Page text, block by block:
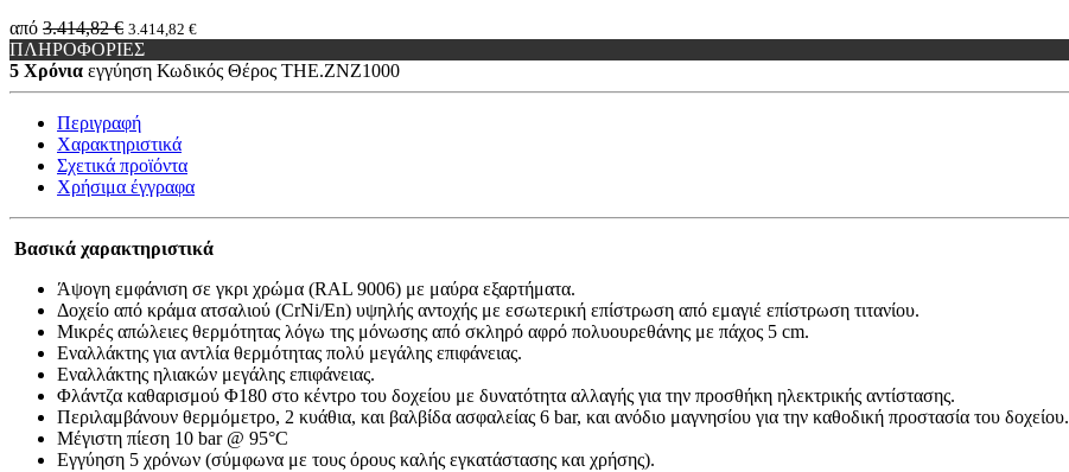
από 3.414,82 € 3.414,82 €
ΠΛΗΡΟΦΟΡΙΕΣ
5 Χρόνια εγγύηση Κωδικός Θέρος THE.ZNZ1000
Περιγραφή
Χαρακτηριστικά
Σχετικά προϊόντα
Χρήσιμα έγγραφα
Βασικά χαρακτηριστικά
Άψογη εμφάνιση σε γκρι χρώμα (RAL 9006) με μαύρα εξαρτήματα.
Δοχείο από κράμα ατσαλιού (CrNi/En) υψηλής αντοχής με εσωτερική επίστρωση από εμαγιέ επίστρωση τιτανίου.
Μικρές απώλειες θερμότητας λόγω της μόνωσης από σκληρό αφρό πολυουρεθάνης με πάχος 5 cm.
Εναλλάκτης για αντλία θερμότητας πολύ μεγάλης επιφάνειας.
Εναλλάκτης ηλιακών μεγάλης επιφάνειας.
Φλάντζα καθαρισμού Φ180 στο κέντρο του δοχείου με δυνατότητα αλλαγής για την προσθήκη ηλεκτρικής αντίστασης.
Περιλαμβάνουν θερμόμετρο, 2 κυάθια, και βαλβίδα ασφαλείας 6 bar, και ανόδιο μαγνησίου για την καθοδική προστασία του δοχείου.
Μέγιστη πίεση 10 bar @ 95°C
Εγγύηση 5 χρόνων (σύμφωνα με τους όρους καλής εγκατάστασης και χρήσης).